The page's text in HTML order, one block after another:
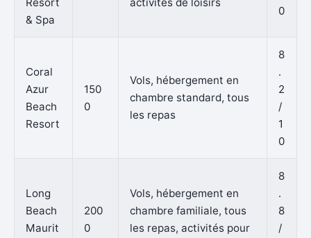
& Spa
0
Coral
Azur
Beach
Resort
150
0
Vols, hébergement en
chambre standard, tous
les repas
8
.
2
/
1
0
Long
Beach
Maurit
200
0
Vols, hébergement en
chambre familiale, tous
les repas, activités pour
8
.
8
/